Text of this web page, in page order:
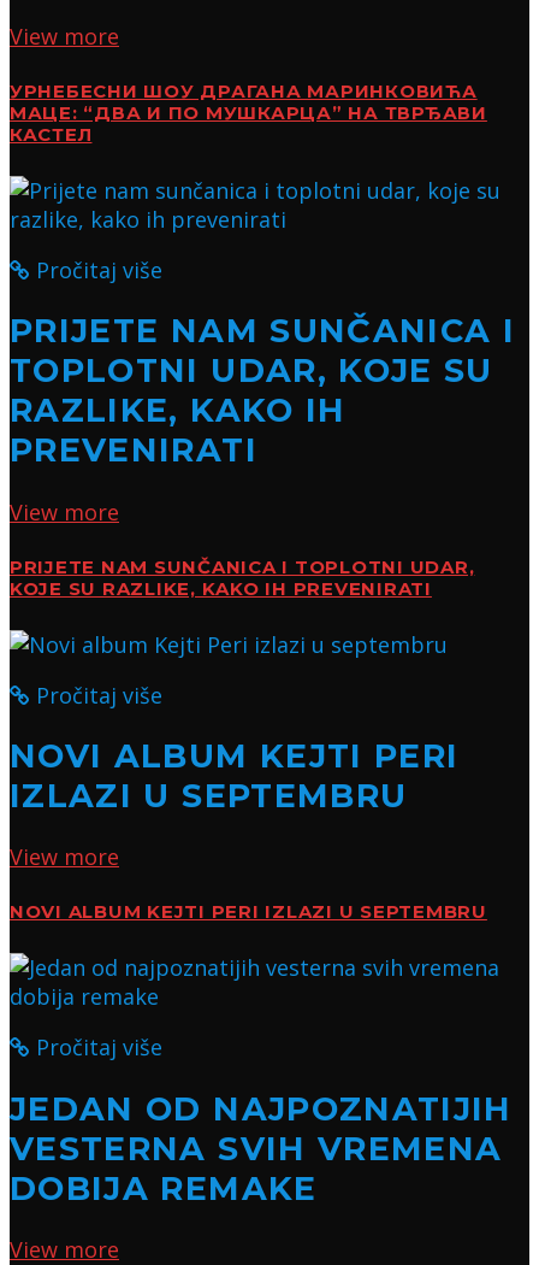
View more
УРНЕБЕСНИ ШОУ ДРАГАНА МАРИНКОВИЋА
МАЦЕ: “ДВА И ПО МУШКАРЦА” НА ТВРЂАВИ
КАСТЕЛ
Pročitaj više
PRIJETE NAM SUNČANICA I
TOPLOTNI UDAR, KOJE SU
RAZLIKE, KAKO IH
PREVENIRATI
View more
PRIJETE NAM SUNČANICA I TOPLOTNI UDAR,
KOJE SU RAZLIKE, KAKO IH PREVENIRATI
Pročitaj više
NOVI ALBUM KEJTI PERI
IZLAZI U SEPTEMBRU
View more
NOVI ALBUM KEJTI PERI IZLAZI U SEPTEMBRU
Pročitaj više
JEDAN OD NAJPOZNATIJIH
VESTERNA SVIH VREMENA
DOBIJA REMAKE
View more